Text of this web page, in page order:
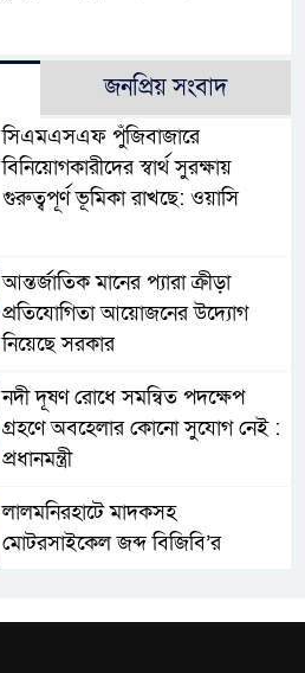
জনপ্রিয় সংবাদ
সিএমএসএফ পুঁজিবাজারে
বিনিয়োগকারীদের স্বার্থ সুরক্ষায়
গুরুত্বপূর্ণ ভূমিকা রাখছে: ওয়াসি
আন্তর্জাতিক মানের প্যারা ক্রীড়া
প্রতিযোগিতা আয়োজনের উদ্যোগ
নিয়েছে সরকার
নদী দূষণ রোধে সমন্বিত পদক্ষেপ
গ্রহণে অবহেলার কোনো সুযোগ নেই :
প্রধানমন্ত্রী
লালমনিরহাটে মাদকসহ
মোটরসাইকেল জব্দ বিজিবি’র
ওমানের সঙ্গে ইরানের হরমুজ